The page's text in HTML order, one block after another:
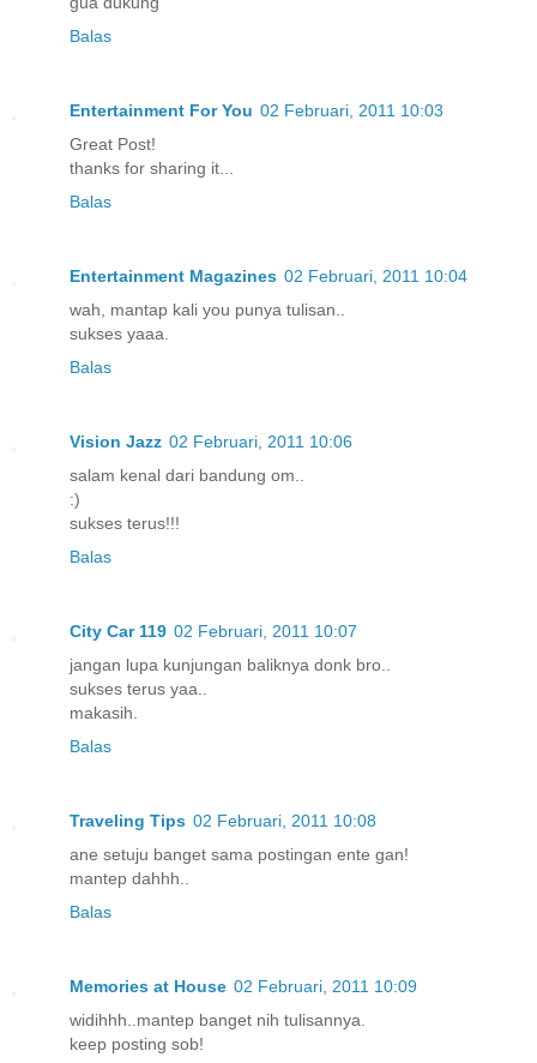
Balas
Entertainment For You 02 Februari, 2011 10:03
Great Post!
thanks for sharing it...
Balas
Entertainment Magazines 02 Februari, 2011 10:04
wah, mantap kali you punya tulisan..
sukses yaaa.
Balas
Vision Jazz 02 Februari, 2011 10:06
salam kenal dari bandung om..
:)
sukses terus!!!
Balas
City Car 119 02 Februari, 2011 10:07
jangan lupa kunjungan baliknya donk bro..
sukses terus yaa..
makasih.
Balas
Traveling Tips 02 Februari, 2011 10:08
ane setuju banget sama postingan ente gan!
mantep dahhh..
Balas
Memories at House 02 Februari, 2011 10:09
widihhh..mantep banget nih tulisannya.
keep posting sob!